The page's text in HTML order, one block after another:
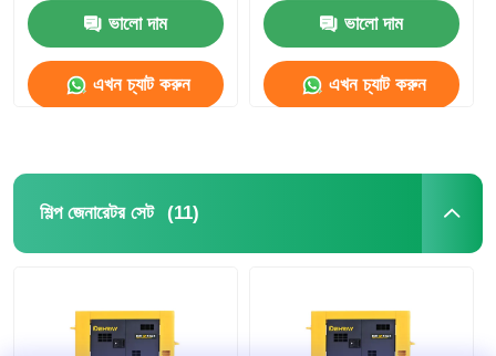
ভালো দাম
এখন চ্যাট করুন
ভালো দাম
এখন চ্যাট করুন
শিল্প জেনারেটর সেট (11)